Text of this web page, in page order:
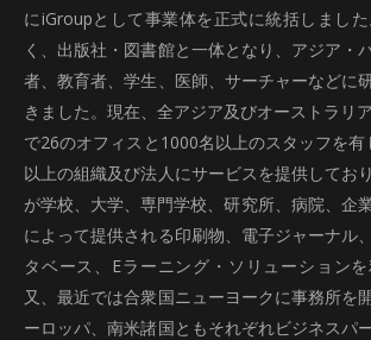
にiGroupとして事業体を正式に統括しまし
く、出版社・図書館と一体となり、アジア・
者、教育者、学生、医師、サーチャーなどに
きました。現在、全アジア及びオーストラリ
で26のオフィスと1000名以上のスタッフを
以上の組織及び法人にサービスを提供してお
が学校、大学、専門学校、研究所、病院、企
によって提供される印刷物、電子ジャーナル
タベース、Eラーニング・ソリューションを
又、最近では合衆国ニューヨークに事務所を
ーロッパ、南米諸国ともそれぞれビジネスパ